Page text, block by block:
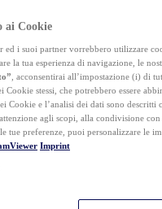
ai Cookie
ed i suoi partner vorrebbero utilizzare
la tua esperienza di navigazione, le
, acconsentirai all’impostazione (i) di
Cookie stessi, che potrebbero essere
Cookie e l’analisi dei dati sono descritti
agli scopi, alla condivisione
tue preferenze, puoi personalizzare le
Imprint